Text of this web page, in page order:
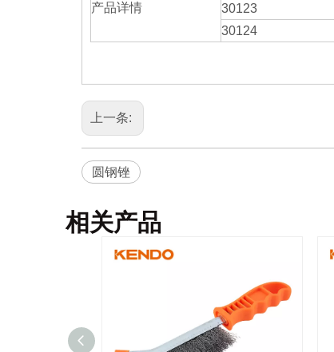
产品详情
30123
30124
上一条:
圆钢锉
相关产品